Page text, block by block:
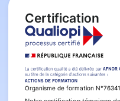
Certification
Organisme de formation